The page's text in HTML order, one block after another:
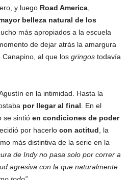
y luego Road America,
belleza natural de los
más apropiados a la escuela
de dejar atrás la amargura
al que los gringos todavía
en la intimidad. Hasta la
por llegar al final. En el
se sintió en condiciones de poder
por hacerlo con actitud, la
más distintiva de la serie en la
de Indy no pasa solo por correr a
agresiva con la que naturalmente